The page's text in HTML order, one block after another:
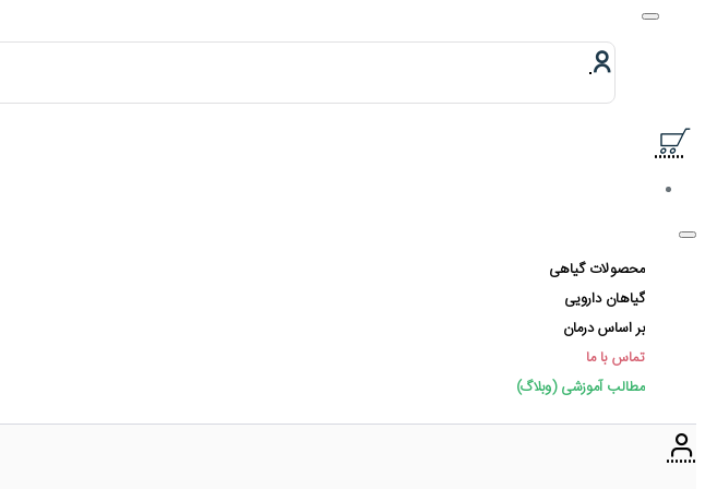
محصولات گیاهی
گیاهان دارویی
بر اساس درمان
تماس با ما
مطالب آموزشی (وبلاگ)